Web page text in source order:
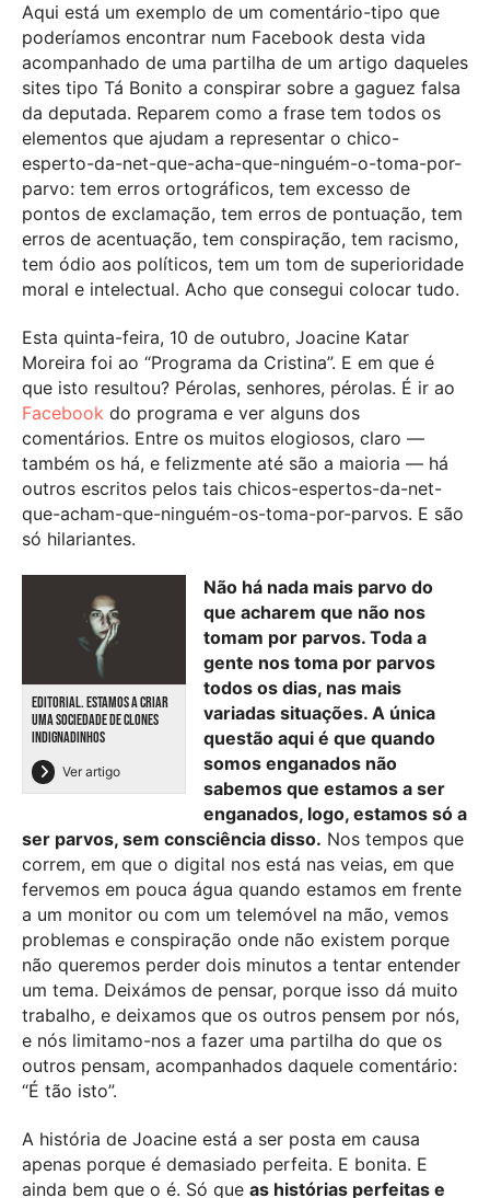
Aqui está um exemplo de um comentário-tipo que
poderíamos encontrar num Facebook desta vida
acompanhado de uma partilha de um artigo daqueles
sites tipo Tá Bonito a conspirar sobre a gaguez falsa
da deputada. Reparem como a frase tem todos os
elementos que ajudam a representar o chico-
esperto-da-net-que-acha-que-ninguém-o-toma-por-
parvo: tem erros ortográficos, tem excesso de
pontos de exclamação, tem erros de pontuação, tem
erros de acentuação, tem conspiração, tem racismo,
tem ódio aos políticos, tem um tom de superioridade
moral e intelectual. Acho que consegui colocar tudo.
Esta quinta-feira, 10 de outubro, Joacine Katar
Moreira foi ao “Programa da Cristina”. E em que é
que isto resultou? Pérolas, senhores, pérolas. É ir ao
Facebook do programa e ver alguns dos
comentários. Entre os muitos elogiosos, claro —
também os há, e felizmente até são a maioria — há
outros escritos pelos tais chicos-espertos-da-net-
que-acham-que-ninguém-os-toma-por-parvos. E são
só hilariantes.
EDITORIAL. ESTAMOS A CRIAR
UMA SOCIEDADE DE CLONES
INDIGNADINHOS
Ver artigo
Não há nada mais parvo do
que acharem que não nos
tomam por parvos. Toda a
gente nos toma por parvos
todos os dias, nas mais
variadas situações. A única
questão aqui é que quando
somos enganados não
sabemos que estamos a ser
enganados, logo, estamos só a
ser parvos, sem consciência disso. Nos tempos que
correm, em que o digital nos está nas veias, em que
fervemos em pouca água quando estamos em frente
a um monitor ou com um telemóvel na mão, vemos
problemas e conspiração onde não existem porque
não queremos perder dois minutos a tentar entender
um tema. Deixámos de pensar, porque isso dá muito
trabalho, e deixamos que os outros pensem por nós,
e nós limitamo-nos a fazer uma partilha do que os
outros pensam, acompanhados daquele comentário:
“É tão isto”.
A história de Joacine está a ser posta em causa
apenas porque é demasiado perfeita. E bonita. E
ainda bem que o é. Só que as histórias perfeitas e